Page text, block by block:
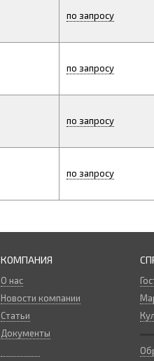
по запросу
по запросу
по запросу
по запросу
КОМПАНИЯ
О нас
Новости компании
Статьи
Документы